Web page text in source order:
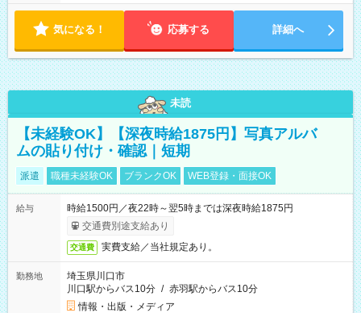
気になる！ 応募する 詳細へ
未読
【未経験OK】【深夜時給1875円】写真アルバ
ムの貼り付け・確認｜短期
派遣 職種未経験OK ブランクOK WEB登録・面接OK
給与
時給1500円／夜22時～翌5時までは深夜時給1875円
交通費別途支給あり
交通費 実費支給／当社規定あり。
勤務地
埼玉県川口市
川口駅からバス10分 / 赤羽駅からバス10分
情報・出版・メディア